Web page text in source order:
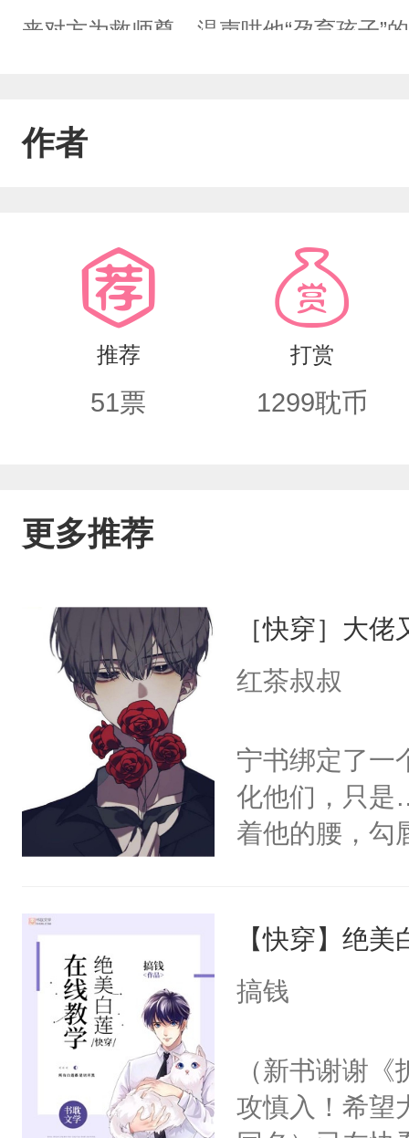
来对方为救师尊，温声哄他“孕育孩子”
窿，体内封印的心魔醒了。那道声音裹
时，听心魔在识海低叹：“你想利用他
己。”云笙想，心魔不愧是心魔，难怪
溅祭坛——云笙攥着最后力气，打碎离
追妻火葬场（追不到版），师尊疯批反
作者
推荐
51票
打赏
1299耽币
更多推荐
［快穿］大
红茶叔叔
宁书绑定了一
化他们，只是
着他的腰，勾
来，给老公
用力——为你
【快穿】绝
搞钱
（新书谢谢
攻慎入！希望